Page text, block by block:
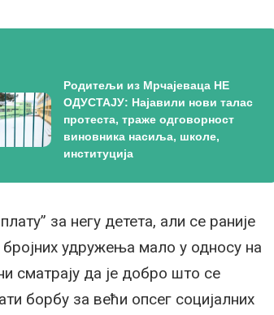
Родитељи из Мрчајеваца НЕ
ОДУСТАЈУ: Најавили нови талас
протеста, траже одговорност
виновника насиља, школе,
институција
за негу детета, али се раније
удружења мало у односу на
сматрају да је добро што се
борбу за већи опсег социјалних